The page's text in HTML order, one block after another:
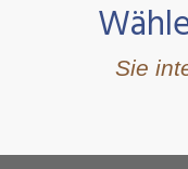
Sie